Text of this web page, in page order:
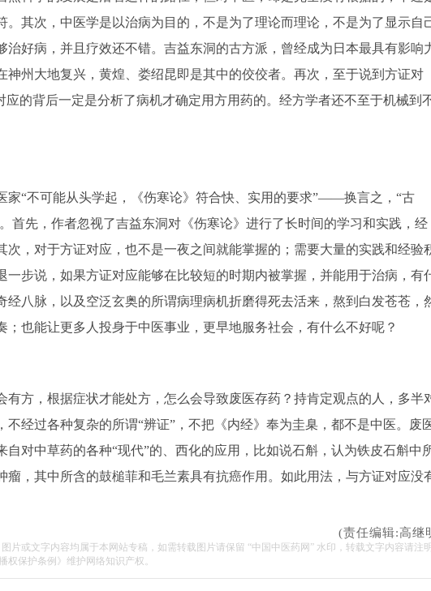
。其次，中医学是以治病为目的，不是为了理论而理论，不是为了显示自
好病，并且疗效还不错。吉益东洞的古方派，曾经成为日本最具有影响
神州大地复兴，黄煌、娄绍昆即是其中的佼佼者。再次，至于说到方证对
应的背后一定是分析了病机才确定用方用药的。经方学者还不至于机械到
“不可能从头学起，《伤寒论》符合快、实用的要求”——换言之，“古
首先，作者忽视了吉益东洞对《伤寒论》进行了长时间的学习和实践，经
次，对于方证对应，也不是一夜之间就能掌握的；需要大量的实践和经验
一步说，如果方证对应能够在比较短的时期内被掌握，并能用于治病，有
经八脉，以及空泛玄奥的所谓病理病机折磨得死去活来，熬到白发苍苍，
；也能让更多人投身于中医事业，更早地服务社会，有什么不好呢？
方，根据症状才能处方，怎么会导致废医存药？持肯定观点的人，多半
经过各种复杂的所谓“辨证”，不把《内经》奉为圭臬，都不是中医。废
对中草药的各种“现代”的、西化的应用，比如说石斛，认为铁皮石斛中
瘤，其中所含的鼓槌菲和毛兰素具有抗癌作用。如此用法，与方证对应没
(责任编辑:高继
片或文字内容均属于本网站专稿，如需转载图片请保留 “中国中医药网” 水印，转载文字内容请注明
保护条例》维护网络知识产权。